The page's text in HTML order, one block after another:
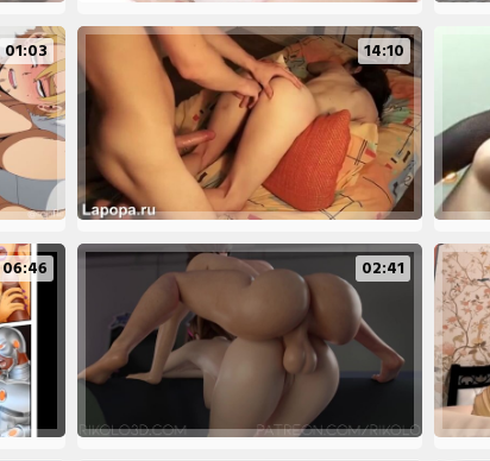
01:03 14:10
06:46 02:41